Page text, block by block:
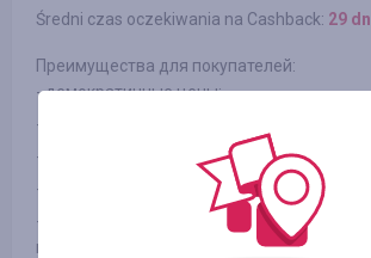
Średni czas oczekiwania na Cashback: 29
Преимущества для покупателей:
- демократичные цены;
- известные мировые бренды, новинки
- профессиональные консультации по
- гарантия на продукцию от 1 года;
- наличие только оригинальной
продукции.